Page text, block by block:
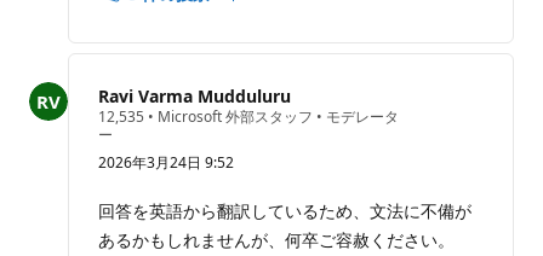
ー
Ravi Varma Mudduluru
12,535 評
の
ポ
ン
ト
• Microsoft 外部スタッフ • モデレータ
ー
2026年3月24日 9:52
回答を英語から翻訳しているため、文法に不備が
あるかもしれませんが、何卒ご容赦ください。